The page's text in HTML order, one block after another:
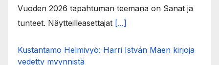
Vuoden 2026 tapahtuman teemana on Sanat ja
tunteet. Näytteilleasettajat [...]
Kustantamo Helmivyö: Harri István Mäen kirjoja
vedetty myynnistä